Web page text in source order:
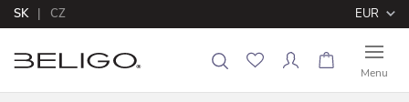
SK CZ EUR
Menu